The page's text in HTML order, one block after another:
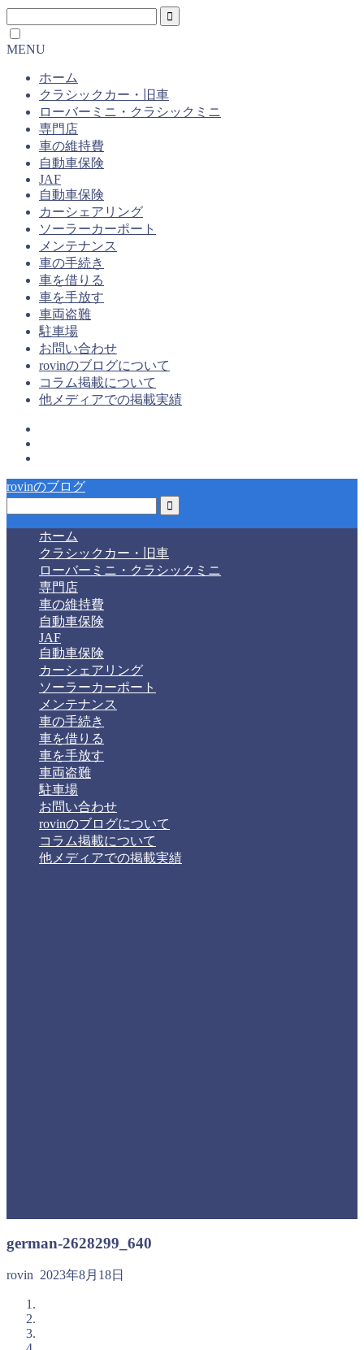
MENU
ホーム
クラシックカー・旧車
ローバーミニ・クラシックミニ
専門店
車の維持費
自動車保険
JAF
自動車保険
カーシェアリング
ソーラーカーポート
メンテナンス
車の手続き
車を借りる
車を手放す
車両盗難
駐車場
お問い合わせ
rovinのブログについて
コラム掲載について
他メディアでの掲載実績
rovinのブログ
ホーム
クラシックカー・旧車
ローバーミニ・クラシックミニ
専門店
車の維持費
自動車保険
JAF
自動車保険
カーシェアリング
ソーラーカーポート
メンテナンス
車の手続き
車を借りる
車を手放す
車両盗難
駐車場
お問い合わせ
rovinのブログについて
コラム掲載について
他メディアでの掲載実績
german-2628299_640
rovin 2023年8月18日